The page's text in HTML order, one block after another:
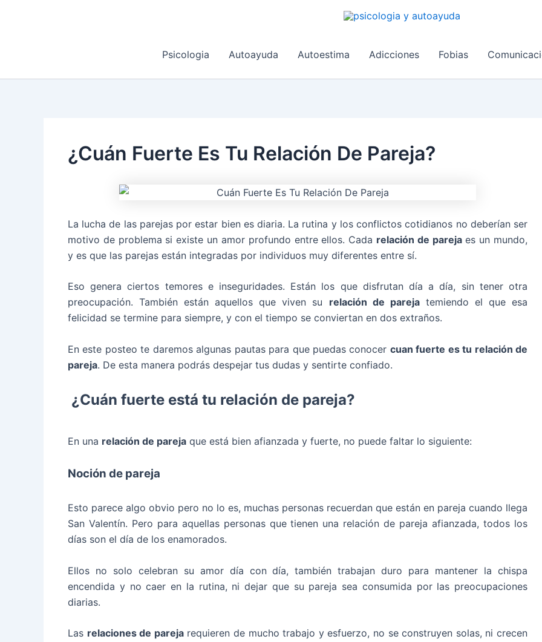
Psicologia
Autoayuda Autoestima Adicciones Fobias
¿Cuán Fuerte Es Tu Relación De Pareja?
La lucha de las parejas por estar bien es diaria. La rutina y los conflictos cotidianos no deberían ser
motivo de problema si existe un amor profundo entre ellos. Cada relación de parejaes un mundo,
y es que las parejas están integradas por individuos muy diferentes entre sí.
Eso genera ciertos temores e inseguridades. Están los que disfrutan día a día, sin tener otra
preocupación. También están aquellos que viven su relación de parejatemiendo el que esa
felicidad se termine para siempre, y con el tiempo se conviertan en dos extraños.
En este posteo te daremos algunas pautas para que puedas conocer cuan fuerte es tu relación de
pareja. De esta manera podrás despejar tus dudas y sentirte confiado.
¿Cuán fuerte está tu relación de pareja?
En una relación de pareja que está bien afianzada y fuerte, no puede faltar lo siguiente:
Noción de pareja
Esto parece algo obvio pero no lo es, muchas personas recuerdan que están en pareja cuando llega
San Valentín. Pero para aquellas personas que tienen una relación de pareja afianzada, todos los
días son el día de los enamorados.
Ellos no solo celebran su amor día con día, también trabajan duro para mantener la chispa
encendida y no caer en la rutina, ni dejar que su pareja sea consumida por las preocupaciones
diarias.
Las relaciones de parejarequieren de mucho trabajo y esfuerzo, no se construyen solas, ni crecen